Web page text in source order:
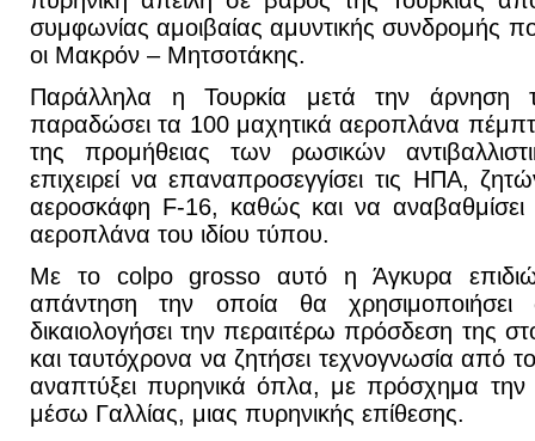
συμφωνίας αμοιβαίας αμυντικής συνδρομής
οι Μακρόν – Μητσοτάκης.
Παράλληλα η Τουρκία μετά την άρνηση
παραδώσει τα 100 μαχητικά αεροπλάνα
της προμήθειας των ρωσικών
επιχειρεί να επαναπροσεγγίσει τις ΗΠΑ,
αεροσκάφη F-16, καθώς και να
αεροπλάνα του ιδίου τύπου.
Με το colpo grosso αυτό η Άγκυρα
απάντηση την οποία θα
δικαιολογήσει την περαιτέρω πρόσδεση της
και ταυτόχρονα να ζητήσει τεχνογνωσία από
αναπτύξει πυρηνικά όπλα, με πρόσχημα
μέσω Γαλλίας, μιας πυρηνικής επίθεσης.